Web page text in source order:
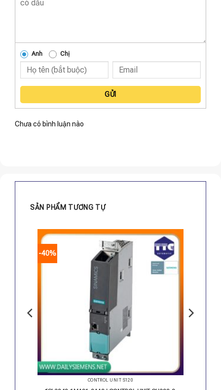
Anh Chị
GỬI
Chưa có bình luận nào
SẢN PHẨM TƯƠNG TỰ
-40%
CONTROL UNIT S120